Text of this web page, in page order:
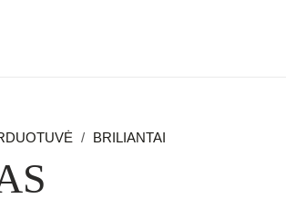
/ BRILIANTAI